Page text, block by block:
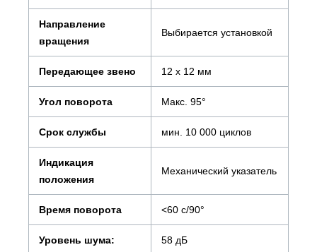
Направление
вращения
Выбирается установкой
Передающее звено 12 х 12 мм
Угол поворота Макс. 95°
Срок службы мин. 10 000 циклов
Индикация
положения
Механический указатель
Время поворота <60 с/90°
Уровень шума: 58 дБ